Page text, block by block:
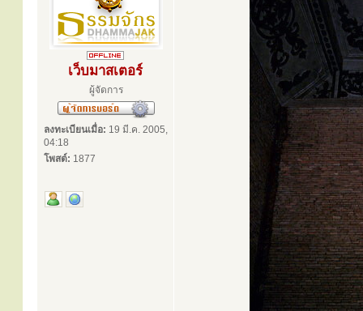
เว็บมาสเตอร์
ผู้จัดการ
ลงทะเบียนเมื่อ: 19 มี.ค. 2005,
04:18
โพสต์: 1877